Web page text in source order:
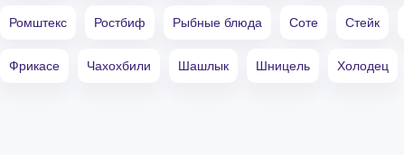
Ромштекс Ростбиф Рыбные блюда Соте Стейк
Фрикасе Чахохбили Шашлык Шницель Холодец